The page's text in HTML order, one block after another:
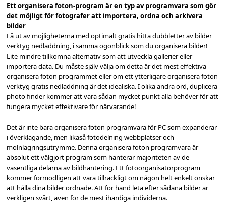
Ett organisera foton-program är en typ av programvara som gör
det möjligt för fotografer att importera, ordna och arkivera
bilder
Få ut av möjligheterna med optimalt gratis hitta dubbletter av bilder
verktyg nedladdning, i samma ögonblick som du organisera bilder!
Lite mindre tillkomna alternativ som att utveckla gallerier eller
importera data. Du måste själv välja om detta är det mest effektiva
organisera foton programmet eller om ett ytterligare organisera foton
verktyg gratis nedladdning är det idealiska. I olika andra ord, duplicera
photo finder kommer att vara sådan mycket punkt alla behöver för att
fungera mycket effektivare för närvarande!
Det är inte bara organisera foton programvara för PC som expanderar
i överklagande, men likaså fotodelning webbplatser och
molnlagringsutrymme. Denna organisera foton programvara är
absolut ett välgjort program som hanterar majoriteten av de
väsentliga delarna av bildhantering. Ett fotoorganisatorprogram
kommer förmodligen att vara tillräckligt om någon helt enkelt önskar
att hålla dina bilder ordnade. Att för hand leta efter sådana bilder är
verkligen svårt, även för de mest ihärdiga individerna.